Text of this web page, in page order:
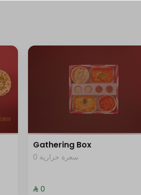
Gathering Box
0 سعرة حرارية
⁨⁦‪‬ 0⁩